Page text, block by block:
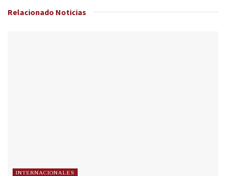
Relacionado Noticias
INTERNACIONALES